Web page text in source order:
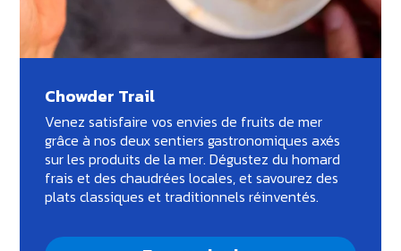
Chowder Trail
Venez satisfaire vos envies de fruits de mer
grâce à nos deux sentiers gastronomiques axés
sur les produits de la mer. Dégustez du homard
frais et des chaudrées locales, et savourez des
plats classiques et traditionnels réinventés.